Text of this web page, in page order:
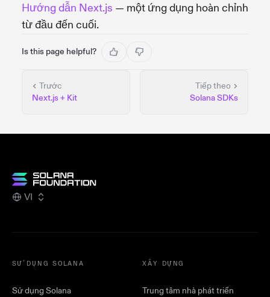
Hướng dẫn Next.js — một ứng dụng hoàn chỉnh
từ đầu đến cuối.
Is this page helpful?
Trước
Next.js + Kit
Tiếp theo
Solana SDKs
VI
SỬ DỤNG SOLANA
Sử dụng Solana
XÂY DỰNG
Trung tâm nhà phát triển